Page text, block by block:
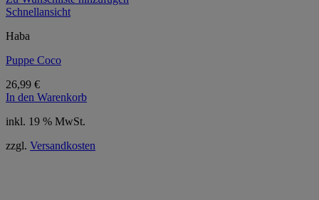
Schnellansicht
Haba
Puppe Coco
26,99 €
In den Warenkorb
inkl. 19 % MwSt.
zzgl. Versandkosten